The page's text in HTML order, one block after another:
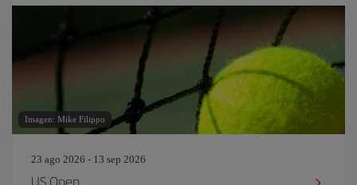
Imagen: Mike Filippo
23 ago 2026 - 13 sep 2026
US Open